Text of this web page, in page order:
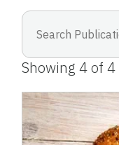
Showing4of4